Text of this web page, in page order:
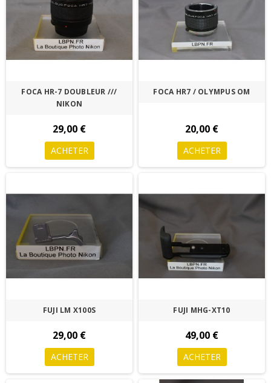
FOCA HR-7 DOUBLEUR ///
NIKON
29,00 €
ACHETER
FOCA HR7 / OLYMPUS OM
20,00 €
ACHETER
FUJI LM X100S
29,00 €
ACHETER
FUJI MHG-XT10
49,00 €
ACHETER